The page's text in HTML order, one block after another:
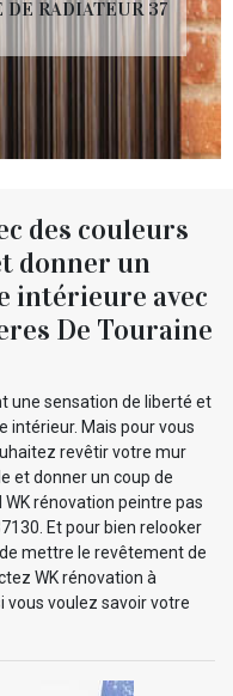
RADIATEUR 37
des couleurs
donner un
intérieure avec
De Touraine
une sensation de liberté et
intérieur. Mais pour vous
revêtir votre mur
et donner un coup de
rénovation peintre pas
Et pour bien relooker
mettre le revêtement de
WK rénovation à
vous voulez savoir votre